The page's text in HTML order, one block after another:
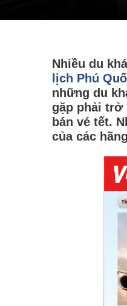
Nhiều du
lịch Phú
những du
gặp phải trở
bán vé tết.
của các